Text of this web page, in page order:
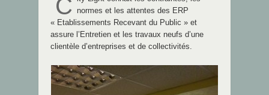
C
normes et les attentes des ERP
« Etablissements Recevant du Public » et
assure l’Entretien et les travaux neufs d’une
clientèle d’entreprises et de collectivités.